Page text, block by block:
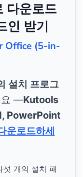
다운로드
인 받기
Office (5-in-
설치 프로그
요 —Kutools
PowerPoint
운로드하세
섯 개의 설치 패